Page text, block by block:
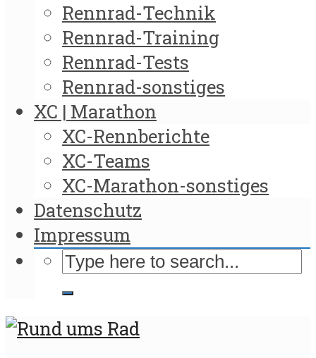
Rennrad-Technik
Rennrad-Training
Rennrad-Tests
Rennrad-sonstiges
XC | Marathon
XC-Rennberichte
XC-Teams
XC-Marathon-sonstiges
Datenschutz
Impressum